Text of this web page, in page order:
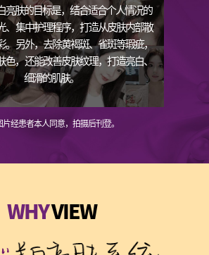
肤的目标是，结合适合个人情况的
、集中护理程序，打造从皮肤内部散
另外，去除黄褐斑、雀斑等瑕疵，
色，还能改善皮肤纹理，打造亮白、
细滑的肌肤。
WHYVIEW